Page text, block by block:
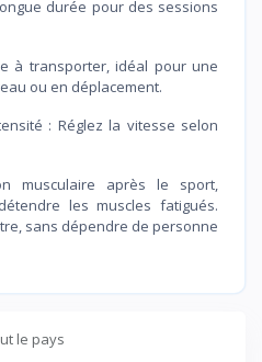
durée pour des sessions
à transporter, idéal pour une
ou en déplacement.
: Réglez la vitesse selon
musculaire après le sport,
les muscles fatigués.
sans dépendre de personne
le pays